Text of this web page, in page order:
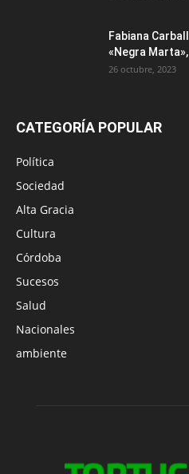
Fabiana
«Negra
26 octubre, 2023
CATEGORÍA POPULAR
Política
Sociedad
Alta Gracia
Cultura
Córdoba
Sucesos
Salud
Nacionales
ambiente